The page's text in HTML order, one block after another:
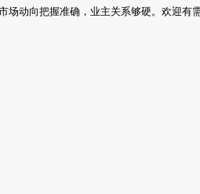
场动向把握准确，业主关系够硬。欢迎有